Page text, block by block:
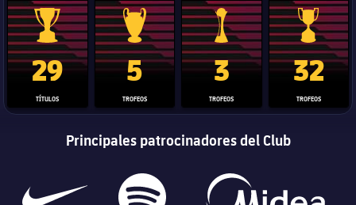
Trofeo de La Liga
29
TÍTULOS
Trofeo de la Liga de Campeones
5
TROFEOS
Trofeo del Mundial de
3
TROFEOS
Copa del
32
TROFEOS
Principales patrocinadores del Club